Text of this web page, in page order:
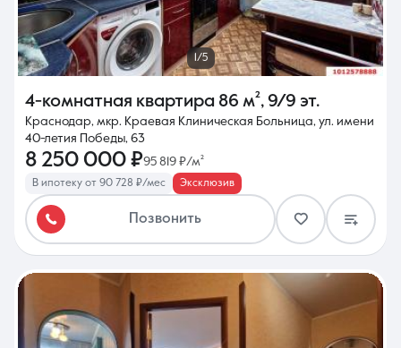
1/5
4-комнатная квартира 86 м², 9/9 эт.
Краснодар, мкр. Краевая Клиническая Больница, ул. имени
40-летия Победы, 63
8 250 000 ₽95 819 ₽/м²
В ипотеку от 90 728 ₽/мес Эксклюзив
Позвонить